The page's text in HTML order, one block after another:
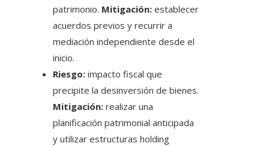
patrimonio. Mitigación: establecer
acuerdos previos y recurrir a
mediación independiente desde el
inicio.
Riesgo: impacto fiscal que
precipite la desinversión de bienes.
Mitigación: realizar una
planificación patrimonial anticipada
y utilizar estructuras holding